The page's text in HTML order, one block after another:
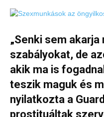
„Senki sem
szabályokat, de
akik ma is
teszik maguk és
nyilatkozta a
prostituáltak